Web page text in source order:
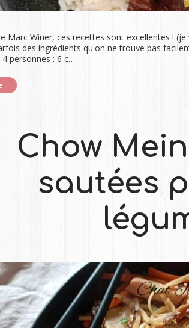
Marc Winer, ces recettes sont excellentes !
des ingrédients qu'on ne trouve pas
personnes : 6 c…
Chow
sautées